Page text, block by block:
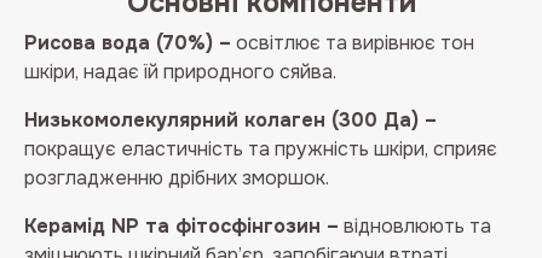
Рисова вода (70%) – освітлює та вирівнює тон
шкіри, надає їй природного сяйва.
Низькомолекулярний колаген (300 Да) –
покращує еластичність та пружність шкіри, сприяє
розгладженню дрібних зморшок.
Керамід NP та фітосфінгозин – відновлюють та